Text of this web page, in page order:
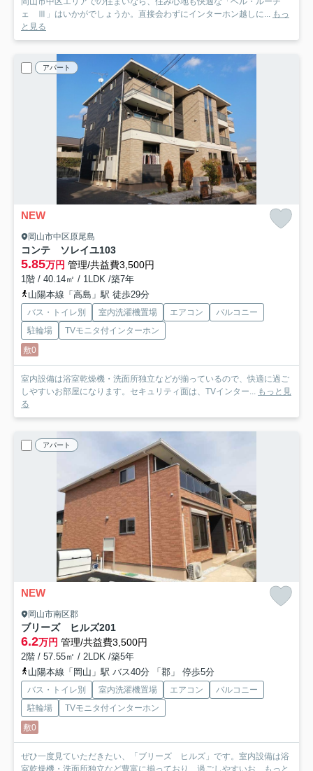
ェ Ⅲ」はいかがでしょうか。直接会わずにインターホン越しに... もっ
と見る
アパート
NEW
岡山市中区原尾島
コンテ ソレイユ103
5.85万円 管理/共益費3,500円
1階 / 40.14㎡ / 1LDK /築7年
山陽本線「高島」駅 徒歩29分
バス・トイレ別 室内洗濯機置場 エアコン
バルコニー
駐輪場
TVモニタ付インターホン
敷0
室内設備は浴室乾燥機・洗面所独立などが揃っているので、快適に過ご
しやすいお部屋になります。セキュリティ面は、TVインター... もっと見
る
アパート
NEW
岡山市南区郡
ブリーズ ヒルズ201
6.2万円 管理/共益費3,500円
2階 / 57.55㎡ / 2LDK /築5年
山陽本線「岡山」駅 バス40分 「郡」 停歩5分
バス・トイレ別 室内洗濯機置場 エアコン
バルコニー
駐輪場
TVモニタ付インターホン
敷0
ぜひ一度見ていただきたい、「ブリーズ ヒルズ」です。室内設備は浴